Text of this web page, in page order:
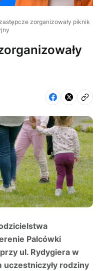
zorganizowały piknik
Palcówki
ul. Rydygiera w
uczestniczyły rodziny